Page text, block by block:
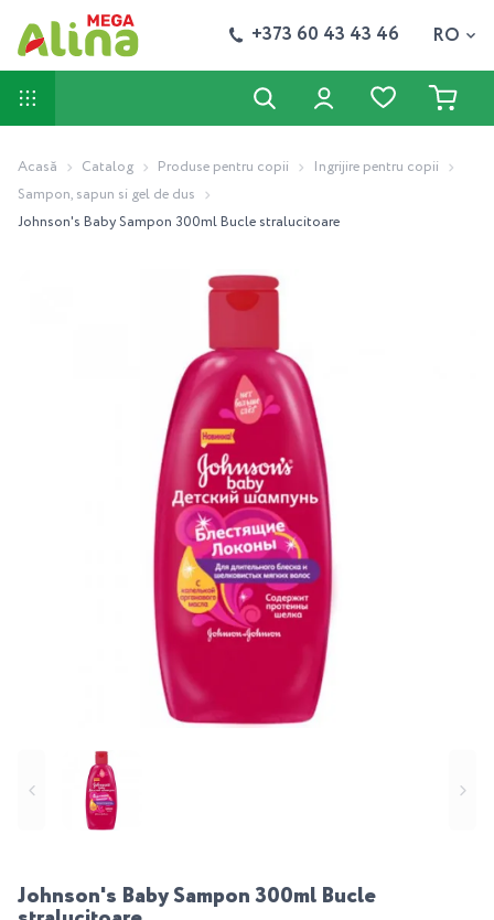
+373 60 43 43 46 RO
Acasă Catalog Produse pentru copii
Ingrijire pentru copii
Sampon, sapun si gel de dus
Johnson's Baby Sampon 300ml Bucle stralucitoare
Johnson's Baby Sampon 300ml Bucle